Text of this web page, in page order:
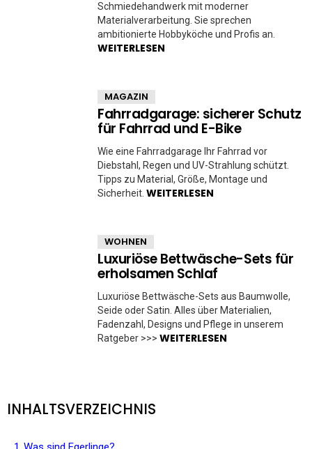
Schmiedehandwerk mit moderner
Materialverarbeitung. Sie sprechen
ambitionierte Hobbyköche und Profis an.
WEITERLESEN
MAGAZIN
Fahrradgarage: sicherer Schutz
für Fahrrad und E-Bike
Wie eine Fahrradgarage Ihr Fahrrad vor
Diebstahl, Regen und UV-Strahlung schützt.
Tipps zu Material, Größe, Montage und
Sicherheit. WEITERLESEN
WOHNEN
Luxuriöse Bettwäsche-Sets für
erholsamen Schlaf
Luxuriöse Bettwäsche-Sets aus Baumwolle,
Seide oder Satin. Alles über Materialien,
Fadenzahl, Designs und Pflege in unserem
Ratgeber >>> WEITERLESEN
INHALTSVERZEICHNIS